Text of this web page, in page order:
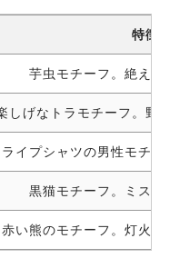
特徴
芋虫モチーフ。絶え間
しげなトラモチーフ。野
ライプシャツの男性モチ
黒猫モチーフ。ミステ
赤い熊のモチーフ。灯火